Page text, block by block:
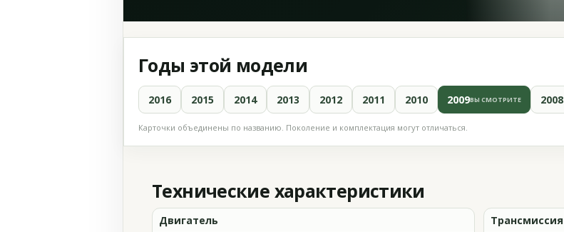
Годы этой модели
2016 2015 2014 2013 2012 2011 2010 2009ВЫ СМОТРИТЕ 2008
Карточки объединены по названию. Поколение и комплектация могут отличаться.
Технические характеристики
Двигатель
Трансмиссия